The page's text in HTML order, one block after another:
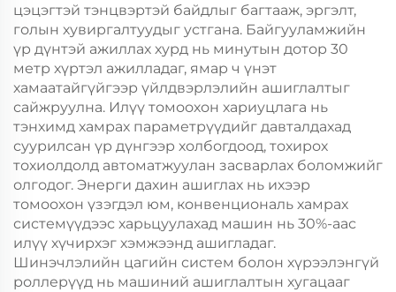
цэцэгтэй тэнцвэртэй байдлыг багтааж, эргэлт,
голын хувиргалтуудыг устгана. Байгууламжийн
үр дүнтэй ажиллах хурд нь минутын дотор 30
метр хүртэл ажилладаг, ямар ч үнэт
хамаатайгүйгээр үйлдвэрлэлийн ашиглалтыг
сайжруулна. Илүү томоохон хариуцлага нь
тэнхимд хамрах параметрүүдийг давталдахад
суурилсан үр дүнгээр холбогдоод, тохирох
тохиолдолд автоматжуулан засварлах боломжийг
олгодог. Энерги дахин ашиглах нь ихээр
томоохон үзэгдэл юм, конвенциональ хамрах
системүүдээс харьцуулахад машин нь 30%-аас
илүү хүчирхэг хэмжээнд ашигладаг.
Шинэчлэлийн цагийн систем болон хүрээлэнгүй
роллерүүд нь машиний ашиглалтын хугацааг